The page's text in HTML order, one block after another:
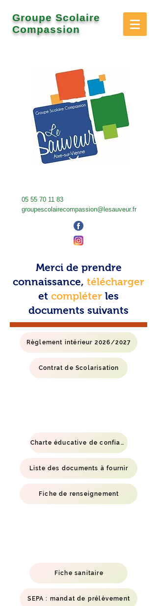
Groupe Scolaire
Compassion
05 55 70 11 83
groupescolairecompassion@lesauveur.fr
Merci de prendre
connaissance, télécharger
et compléter les
documents suivants
Règlement intérieur 2026/2027
Contrat de Scolarisation
Charte éducative de confiance
Liste des documents à fournir
Fiche de renseignement
Fiche sanitaire
SEPA : mandat de prélèvement